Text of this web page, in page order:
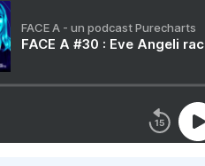
FACE A - un podcast Purecharts
FACE A #30 : Eve Angeli